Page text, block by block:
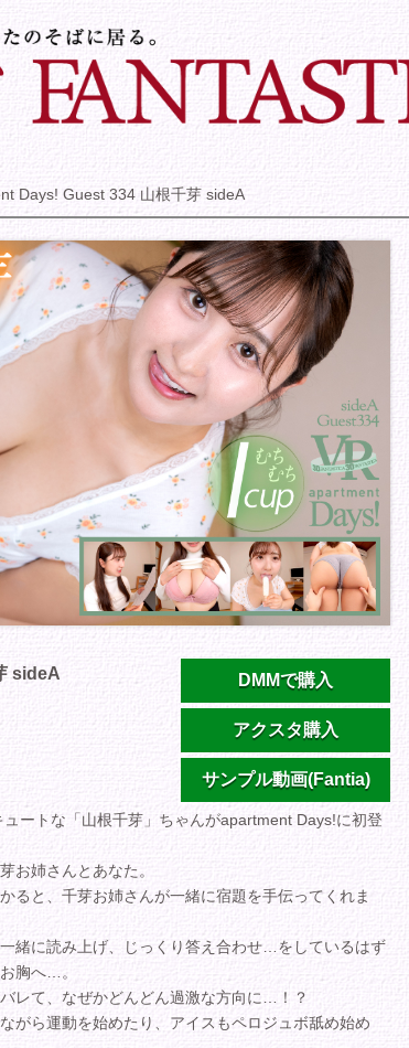
Days! Guest 334 山根千芽 sideA
sideA DMMで購入
アクスタ購入
サンプル動画(Fantia)
ートな「山根千芽」ちゃんがapartment Days!に初登
お姉さんとあなた。
ると、千芽お姉さんが一緒に宿題を手伝ってくれま
緒に読み上げ、じっくり答え合わせ…をしているはず
胸へ…。
レて、なぜかどんどん過激な方向に…！？
がら運動を始めたり、アイスもペロジュボ舐め始め